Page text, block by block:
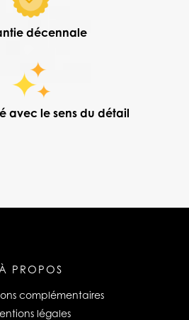
décennale
avec le sens du détail
À PROPOS
complémentaires
légales